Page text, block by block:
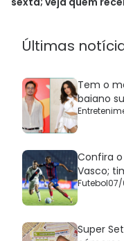
Últimas
Tem o
baiano
Confira
Vasco;
Futebol07/
Super